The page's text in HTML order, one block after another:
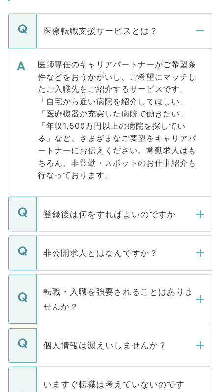
医療転職支援サービスとは？
医師専任のキャリアパートナーがご希望条
件などをおうかがいし、ご希望にマッチし
たご入職先をご紹介するサービスです。
「自宅から近い病院を紹介してほしい」
「医療機器が充実した病院で働きたい」
「年収1,500万円以上の病院を探してい
る」など、さまざまなご要望をキャリアパ
ートナーにお伝えください。常勤求人はも
ちろん、非常勤・スポットのお仕事紹介も
行なっております。
登録後は何をすればよいのですか
ご登録いただきましたら、弊社担当者がご
登録内容を確認し、その後メールもしくは
ます。通常、5営業日以内にはご連絡をせて
いただきますので、しばらくお待ちくださ
い。
非公開求人とはなんですか？
マイナビDOCTORで取り扱っている求人の
うち約3割は、Webサイトからご覧いただ
けない「非公開求人」です。非公開求人は
下記の理由によって、一般には公開してい
ません。
■応募殺到を避けるため 人気のある医療機
関を公にしてしまうと、応募が殺到する場
に、医療機関が求める条件に合った人材の
転職・入職を強要されることはありま
せんか？
転職・入職を強要することは一切ありませ
ん。また、仮に応募先から内定をいただい
定を承諾する必要はありません。内定先へ
の辞退の連絡はキャリアパートナーが行い
個人情報は漏えいしませんか？
個人情報が漏えいすることはありませんの
で、ご安心ください。当サイトからの登録
いますぐ転職は考えていないのです